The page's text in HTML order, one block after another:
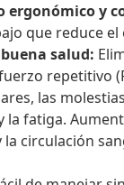
ergonómico y
que reduce el
salud:
repetitivo
las
la fatiga.
circulación